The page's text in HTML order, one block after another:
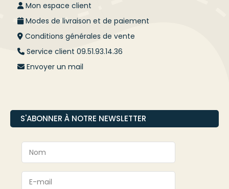
Mon espace client
Modes de livraison et de paiement
Conditions générales de vente
Service client 09.51.93.14.36
Envoyer un mail
S'ABONNER À NOTRE NEWSLETTER